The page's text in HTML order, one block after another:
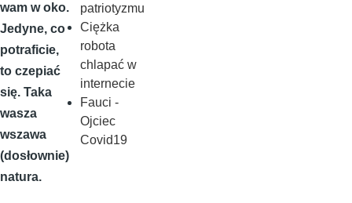
wam w oko.
Jedyne, co
potraficie,
to czepiać
się. Taka
wasza
wszawa
(dosłownie)
natura.
patriotyzmu
Ciężka
robota
chlapać w
internecie
Fauci -
Ojciec
Covid19